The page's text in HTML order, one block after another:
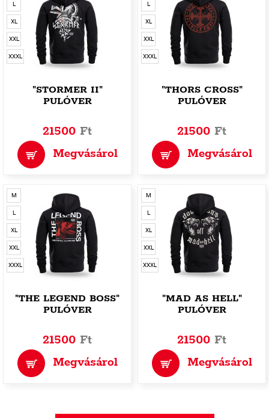
L
XL
XXL
XXXL
"STORMER II"
PULÓVER
21500 Ft
Megvásárol
L
XL
XXL
XXXL
"THORS CROSS"
PULÓVER
21500 Ft
Megvásárol
M
L
XL
XXL
XXXL
"THE LEGEND BOSS"
PULÓVER
21500 Ft
Megvásárol
M
L
XL
XXL
XXXL
"MAD AS HELL"
PULÓVER
21500 Ft
Megvásárol